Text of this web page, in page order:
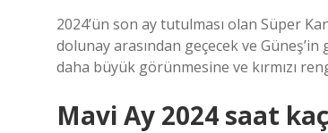
2024’ün son ay tutulması olan Süper
dolunay arasından geçecek ve
daha büyük görünmesine ve kırmızı
Mavi Ay 2024 saat